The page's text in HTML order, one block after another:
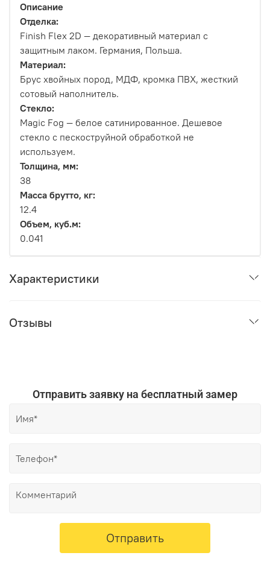
Описание
Отделка:
Finish Flex 2D — декоративный материал с
защитным лаком. Германия, Польша.
Материал:
Брус хвойных пород, МДФ, кромка ПВХ, жесткий
сотовый наполнитель.
Стекло:
Magic Fog — белое сатинированное. Дешевое
стекло с пескоструйной обработкой не
используем.
Толщина, мм:
38
Масса брутто, кг:
12.4
Объем, куб.м:
0.041
Характеристики
Отзывы
Отправить заявку на бесплатный замер
Отправить